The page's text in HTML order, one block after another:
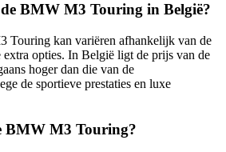
BMW M3 Touring in België?
Touring kan variëren afhankelijk van de
extra opties. In België ligt de prijs van de
hoger dan die van de
de sportieve prestaties en luxe
BMW M3 Touring?